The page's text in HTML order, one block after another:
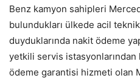
Benz kamyon sahipleri
bulundukları ülkede acil
duyduklarında nakit ödeme
yetkili servis
ödeme garantisi hizmeti olan